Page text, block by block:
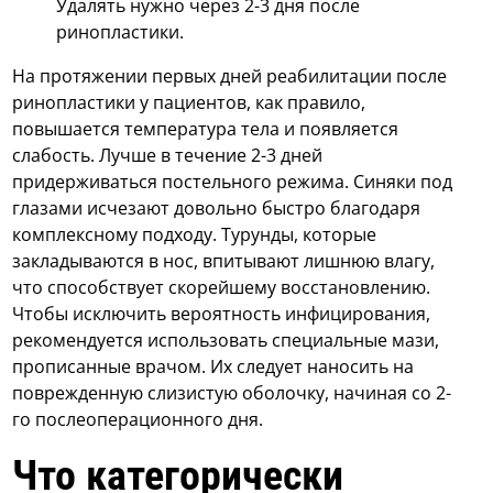
Удалять нужно через 2-3 дня после
ринопластики.
На протяжении первых дней реабилитации после
ринопластики у пациентов, как правило,
повышается температура тела и появляется
слабость. Лучше в течение 2-3 дней
придерживаться постельного режима. Синяки под
глазами исчезают довольно быстро благодаря
комплексному подходу. Турунды, которые
закладываются в нос, впитывают лишнюю влагу,
что способствует скорейшему восстановлению.
Чтобы исключить вероятность инфицирования,
рекомендуется использовать специальные мази,
прописанные врачом. Их следует наносить на
поврежденную слизистую оболочку, начиная со 2-
го послеоперационного дня.
Что категорически